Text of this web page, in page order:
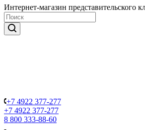
Интернет-магазин представительского
+7 4922 377-277
+7 4922 377-277
8 800 333-88-60